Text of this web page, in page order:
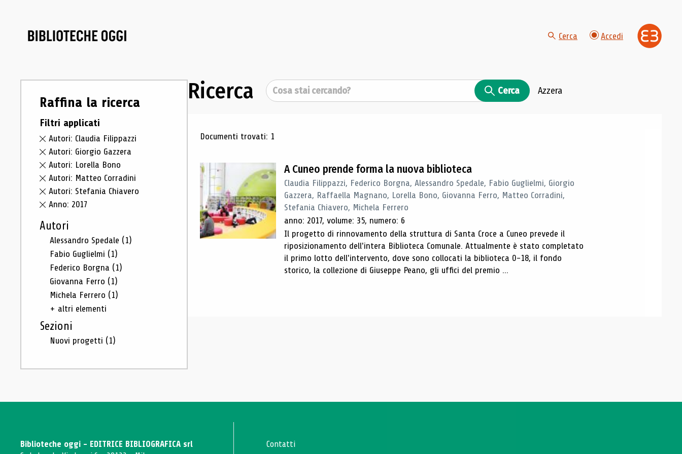
Cerca Accedi
Raffina la ricerca
Filtri applicati
Autori: Claudia Filippazzi
Autori: Giorgio Gazzera
Autori: Lorella Bono
Autori: Matteo Corradini
Autori: Stefania Chiavero
Anno: 2017
Autori
Alessandro Spedale (1)
Fabio Guglielmi (1)
Federico Borgna (1)
Giovanna Ferro (1)
Michela Ferrero (1)
+ altri elementi
Sezioni
Nuovi progetti (1)
Ricerca Cerca Cerca Azzera
Risultati di ricerca
Documenti trovati: 1
A Cuneo prende forma la nuova biblioteca
Claudia Filippazzi, Federico Borgna, Alessandro Spedale, Fabio Guglielmi, Giorgio
Gazzera, Raffaella Magnano, Lorella Bono, Giovanna Ferro, Matteo Corradini,
Stefania Chiavero, Michela Ferrero
anno: 2017, volume: 35, numero: 6
Il progetto di rinnovamento della struttura di Santa Croce a Cuneo prevede il
riposizionamento dell'intera Biblioteca Comunale. Attualmente è stato completato
il primo lotto dell'intervento, dove sono collocati la biblioteca 0-18, il fondo
storico, la collezione di Giuseppe Peano, gli uffici del premio ...
Biblioteche oggi - EDITRICE BIBLIOGRAFICA srl
Contatti